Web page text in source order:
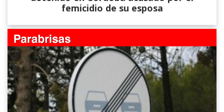
femicidio de su esposa